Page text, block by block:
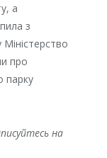
а
з
Міністерство
про
парку
на